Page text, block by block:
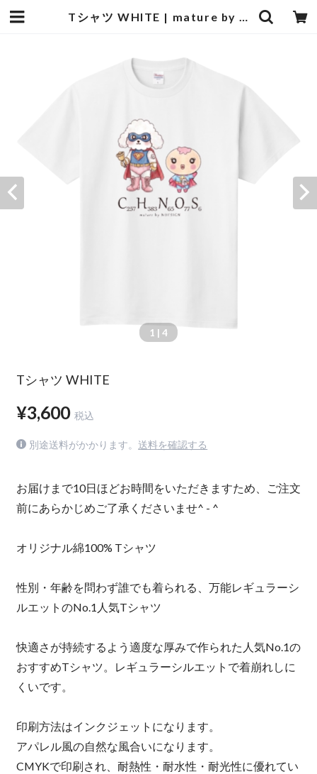
Tシャツ WHITE | mature by ndesign
1 | 4
Tシャツ WHITE
¥3,600 税込
別途送料がかかります。 送料を確認する
お届けまで10日ほどお時間をいただきますため、ご注文
前にあらかじめご了承くださいませ^ - ^
オリジナル綿100% Tシャツ
性別・年齢を問わず誰でも着られる、万能レギュラーシ
ルエットのNo.1人気Tシャツ
快適さが持続するよう適度な厚みで作られた人気No.1の
おすすめTシャツ。レギュラーシルエットで着崩れしに
くいです。
印刷方法はインクジェットになります。
アパレル風の自然な風合いになります。
CMYKで印刷され、耐熱性・耐水性・耐光性に優れてい